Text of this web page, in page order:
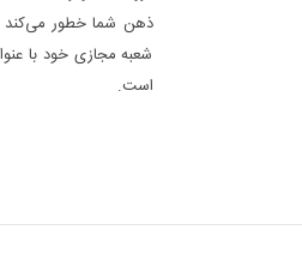
ذهن شما خطور می‌کند
شعبه مجازی خود با
است.